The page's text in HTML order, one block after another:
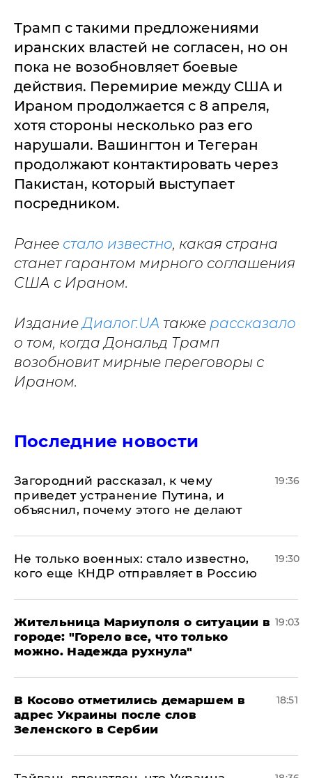
Трамп с такими предложениями
иранских властей не согласен, но он
пока не возобновляет боевые
действия. Перемирие между США и
Ираном продолжается с 8 апреля,
хотя стороны несколько раз его
нарушали. Вашингтон и Тегеран
продолжают контактировать через
Пакистан, который выступает
посредником.
Ранее стало известно, какая страна
станет гарантом мирного соглашения
США с Ираном.
ИзданиеДиалог.UA также рассказало
о том, когда Дональд Трамп
возобновит мирные переговоры с
Ираном.
Последние новости
Загородний рассказал, к чему
приведет устранение Путина, и
объяснил, почему этого не делают
19:36
Не только военных: стало известно,
кого еще КНДР отправляет в Россию
19:30
Жительница Мариуполя о ситуации в
городе: "Горело все, что только
можно. Надежда рухнула"
19:03
В Косово отметились демаршем в
адрес Украины после слов
Зеленского в Сербии
18:51